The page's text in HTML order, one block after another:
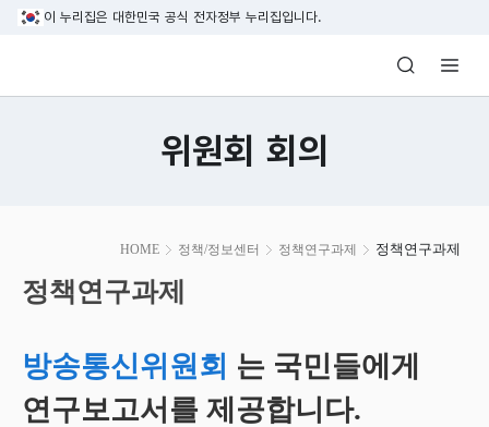
본문 바로가기
이 누리집은 대한민국 공식 전자정부 누리집입니다.
방송미디어통신위원회 Korea Media
위원회 회의
HOME 정책/정보센터 정책연구과제 정책연구과제
시
작
정책연구과제
방송통신위원회 는 국민들에게
연구보고서를 제공합니다.